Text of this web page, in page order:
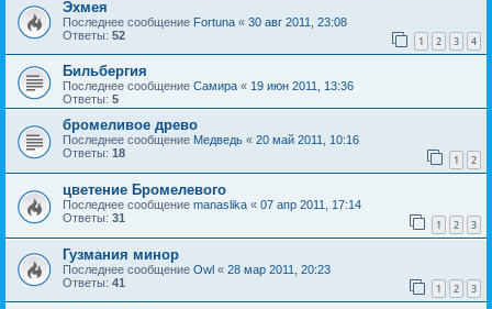
Эхмея
Последнее сообщение Fortuna « 30 авг 2011, 23:08
Ответы: 52 1 2 3 4
Бильбергия
Последнее сообщение Самира « 19 июн 2011, 13:36
Ответы: 5
бромеливое древо
Последнее сообщение Медведь « 20 май 2011, 10:16
Ответы: 18 1 2
цветение Бромелевого
Последнее сообщение manaslika « 07 апр 2011, 17:14
Ответы: 31 1 2 3
Гузмания минор
Последнее сообщение Owl « 28 мар 2011, 20:23
Ответы: 41 1 2 3